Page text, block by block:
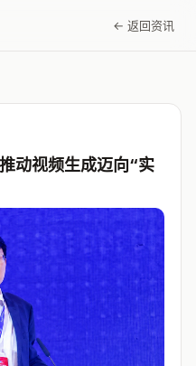
← 返回资讯
动视频生成迈向“实